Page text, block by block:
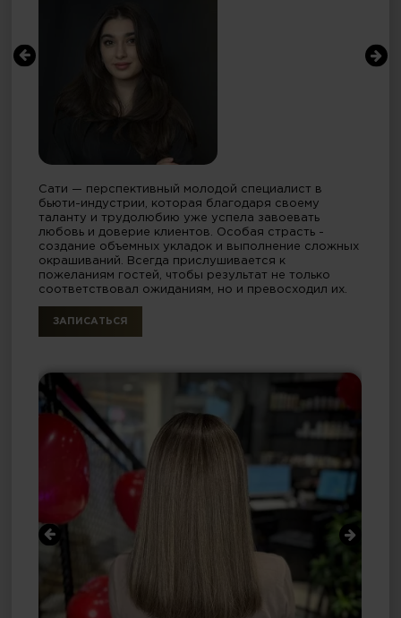
Сати — перспективный молодой специалист в
бьюти-индустрии, которая благодаря своему
таланту и трудолюбию уже успела завоевать
любовь и доверие клиентов. Особая страсть -
создание объемных укладок и выполнение сложных
окрашиваний. Всегда прислушивается к
пожеланиям гостей, чтобы результат не только
соответствовал ожиданиям, но и превосходил их.
ЗАПИСАТЬСЯ